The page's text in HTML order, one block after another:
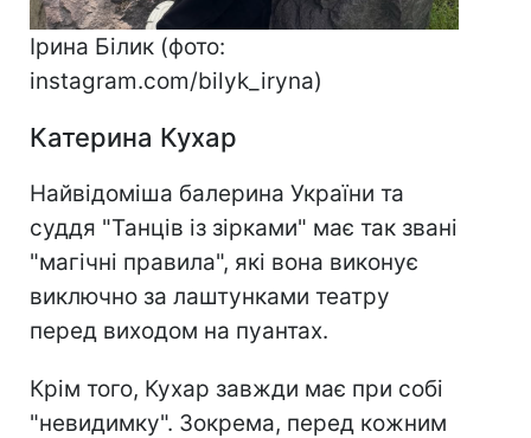
Ірина Білик (фото:
instagram.com/bilyk_iryna)
Катерина Кухар
Найвідоміша балерина України та
суддя "Танців із зірками" має так звані
"магічні правила", які вона виконує
виключно за лаштунками театру
перед виходом на пуантах.
Крім того, Кухар завжди має при собі
"невидимку". Зокрема, перед кожним